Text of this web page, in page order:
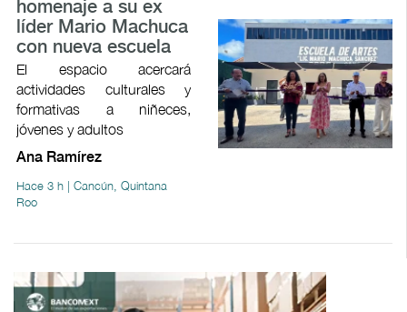
homenaje a su ex
líder Mario Machuca
con nueva escuela
El espacio acercará
actividades culturales y
formativas a niñeces,
jóvenes y adultos
Ana Ramírez
Hace 3 h | Cancún, Quintana
Roo